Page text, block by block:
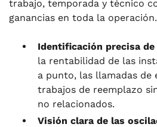
trabajo, temporada y técnico
ganancias en toda la operación.
Identificación precisa de
la rentabilidad de las
a punto, las llamadas de
trabajos de reemplazo
no relacionados.
Visión clara de las